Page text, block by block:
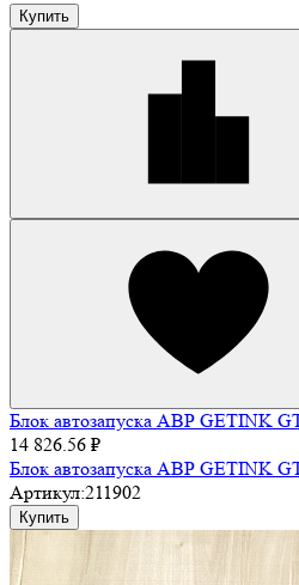
Купить
Блок автозапуска АВР GETINK
14 826.56 ₽
Блок автозапуска АВР GETINK
Артикул:211902
Купить